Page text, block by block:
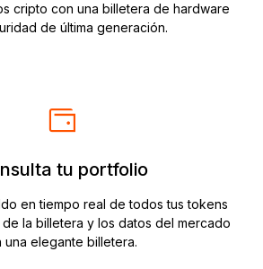
cripto con una billetera de hardware
de última generación.
tu portfolio
en tiempo real de todos tus tokens
de la billetera y los datos del mercado
una elegante billetera.